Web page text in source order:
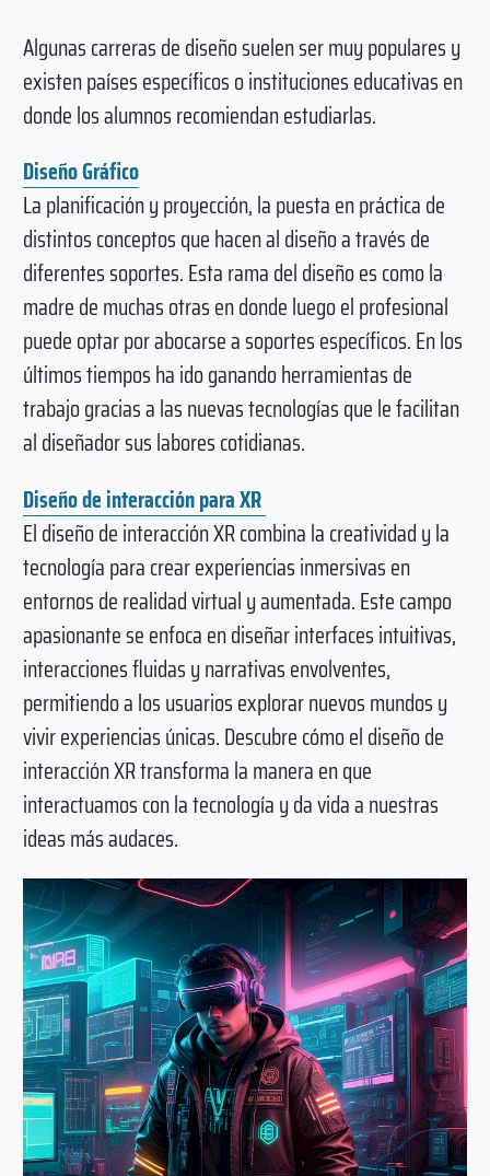
Algunas carreras de diseño suelen ser muy populares y
existen países específicos o instituciones educativas en
donde los alumnos recomiendan estudiarlas.
Diseño Gráfico
La planificación y proyección, la puesta en práctica de
distintos conceptos que hacen al diseño a través de
diferentes soportes. Esta rama del diseño es como la
madre de muchas otras en donde luego el profesional
puede optar por abocarse a soportes específicos. En los
últimos tiempos ha ido ganando herramientas de
trabajo gracias a las nuevas tecnologías que le facilitan
al diseñador sus labores cotidianas.
Diseño de interacción para XR
El diseño de interacción XR combina la creatividad y la
tecnología para crear experiencias inmersivas en
entornos de realidad virtual y aumentada. Este campo
apasionante se enfoca en diseñar interfaces intuitivas,
interacciones fluidas y narrativas envolventes,
permitiendo a los usuarios explorar nuevos mundos y
vivir experiencias únicas. Descubre cómo el diseño de
interacción XR transforma la manera en que
interactuamos con la tecnología y da vida a nuestras
ideas más audaces.